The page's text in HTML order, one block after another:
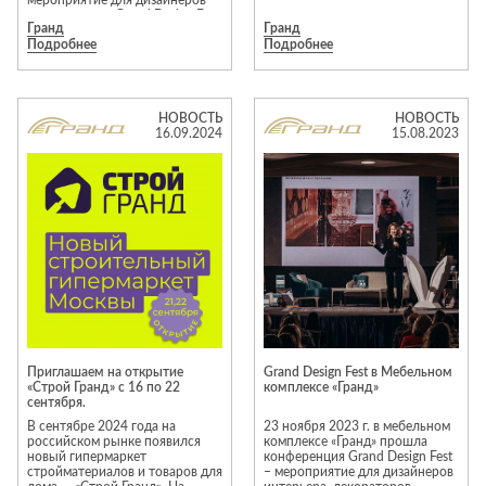
24, которое объединит
профессионалов в своей сфере.
Гранд
Подробнее
Гранд
Подробнее
НОВОСТЬ
16.09.2024
Приглашаем на открытие
«Строй Гранд» с 16 по 22
сентября.
В сентябре 2024 года на
российском рынке появился
новый гипермаркет
стройматериалов и товаров для
НОВОСТЬ
15.08.2023
Grand Design Fest в Мебельном
комплексе «Гранд»
23 ноября 2023 г. в мебельном
комплексе «Гранд» прошла
конференция Grand Design Fest
– мероприятие для дизайнеров